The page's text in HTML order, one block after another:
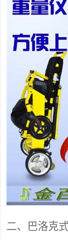
二、巴洛克